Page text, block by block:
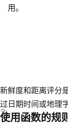
用。
新鲜度和距离评分
过日期时间或地理
使用函数的规